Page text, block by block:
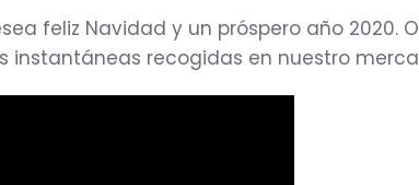
feliz Navidad y un próspero año 2020.
recogidas en nuestro